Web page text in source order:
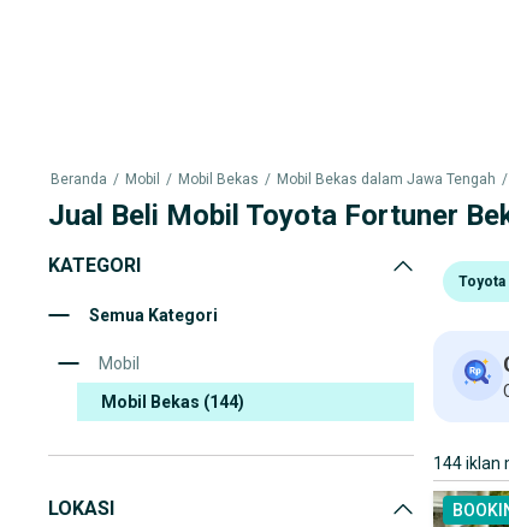
Beranda / Mobil / Mobil Bekas / Mobil Bekas dalam Jawa Tengah /
Jual Beli Mobil Toyota Fortuner
KATEGORI
Semua Kategori
Mobil
Mobil Bekas (144)
LOKASI
144 iklan